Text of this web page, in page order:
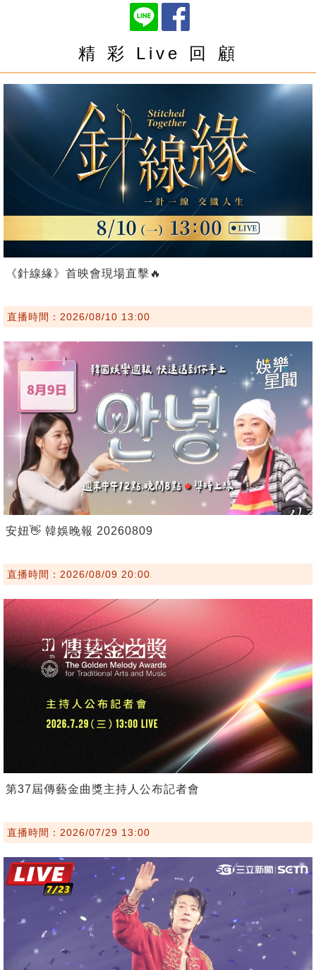
精 彩 Live 回 顧
《針線緣》首映會現場直擊🔥
直播時間：2026/08/10 13:00
安妞👋 韓娛晚報 20260809
直播時間：2026/08/09 20:00
第37屆傳藝金曲獎主持人公布記者會
直播時間：2026/07/29 13:00